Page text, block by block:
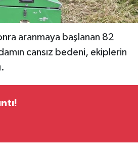
aranmaya başlanan 82
cansız bedeni, ekiplerin